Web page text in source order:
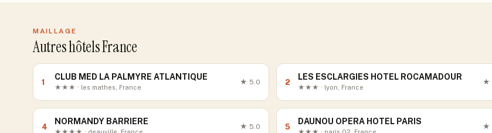
MAILLAGE
Autres hôtels France
1
CLUB MED LA PALMYRE ATLANTIQUE
★★★ · les mathes, France
★ 5.0 2
LES ESCLARGIES HOTEL ROCAMADOUR
★★★ · lyon, France
★
4
NORMANDY BARRIERE
★ 5.0 5
DAUNOU OPERA HOTEL PARIS
★